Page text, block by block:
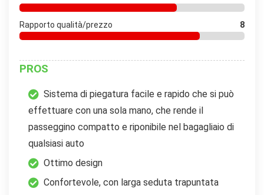
Rapporto qualità/prezzo 8
PROS
Sistema di piegatura facile e rapido che si può
effettuare con una sola mano, che rende il
passeggino compatto e riponibile nel bagagliaio di
qualsiasi auto
Ottimo design
Confortevole, con larga seduta trapuntata